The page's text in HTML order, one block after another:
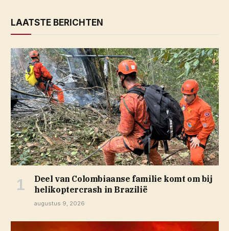
LAATSTE BERICHTEN
Deel van Colombiaanse familie komt om bij
helikoptercrash in Brazilië
augustus 9, 2026